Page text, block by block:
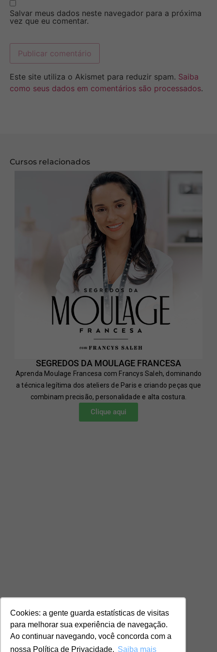
Cookies: a gente guarda estatísticas de visitas
para melhorar sua experiência de navegação.
Ao continuar navegando, você concorda com a
nossa Política de Privacidade. Saiba mais
Salvar meus dados neste navegador para a próxima
vez que eu comentar.
Este site utiliza o Akismet para reduzir spam. Saiba
como seus dados em comentários são processados.
Cursos relacionados
SEGREDOS DA MOULAGE FRANCESA
Aprenda Moulage Francesa com Francys Saleh, dominando
a técnica legítima dos ateliers de Paris e criando peças que
combinam precisão, personalidade e alta costura.
Clique aqui